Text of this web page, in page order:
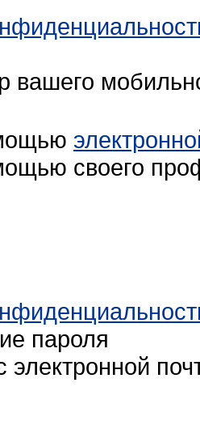
вашего
своего
пароля
электронной